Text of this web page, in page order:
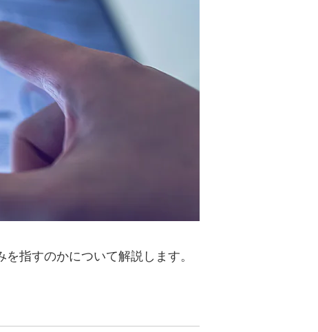
指すのかについて解説します。